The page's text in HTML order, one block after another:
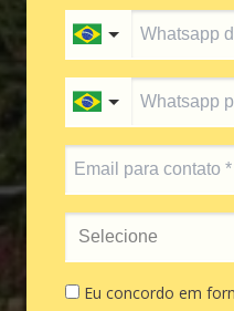
Eu concordo em